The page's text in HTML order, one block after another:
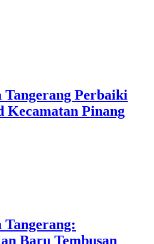
Tangerang Perbaiki
Kecamatan Pinang
Tangerang:
Baru Tembusan